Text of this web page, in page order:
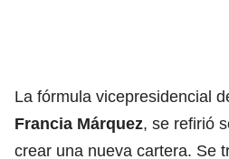
La fórmula vicepresidencial
Francia Márquez, se refirió
crear una nueva cartera. Se